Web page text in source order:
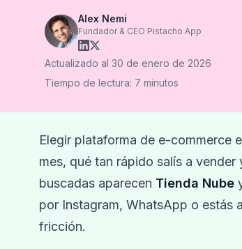
Alex Nemi
Fundador & CEO Pistacho App
Actualizado al 30 de enero de 2026
Tiempo de lectura: 7 minutos
Elegir plataforma de e-commerce
mes, qué tan rápido salís a
buscadas aparecen Tienda Nube
por Instagram, WhatsApp o estás
fricción.